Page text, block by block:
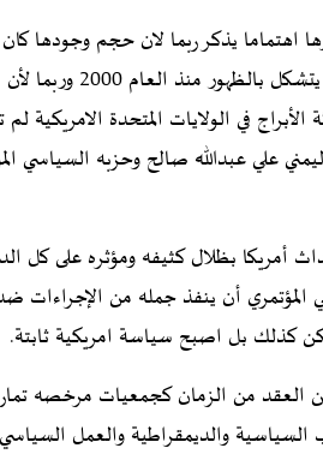
اهتماما يذكر ربما لان حجم وجودها
يشكل تأثيرا مهما الا بعد مرور حوالي
حدثت فيه حادثة الأبراج في الولايات المتحدة
علي عبدالله صالح وحزبه السياسي
بظلال كثيفه ومؤثره على كل
المؤتمري أن ينفذ جمله من الإجراءات
كذلك بل اصبح سياسة امريكية ثابتة.
العقد من الزمان كجمعيات مرخصه
والديمقراطية والعمل السياسي